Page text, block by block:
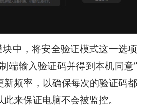
块中，将安全验证模式这一选项
端输入验证码并得到本机同意”
新频率，以确保每次的验证码都
来保证电脑不会被监控。